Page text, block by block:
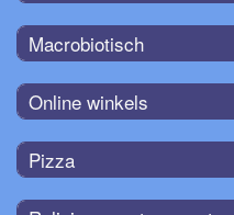
Macrobiotisch
Online winkels
Pizza